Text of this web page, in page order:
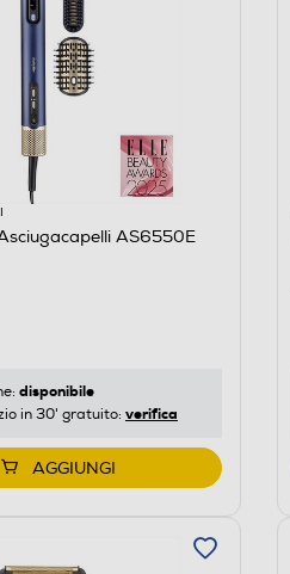
AS6550E
disponibile
in 30' gratuito: verifica
AGGIUNGI